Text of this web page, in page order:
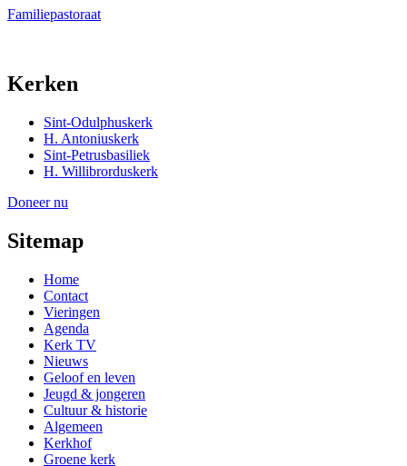
Familiepastoraat
Kerken
Sint-Odulphuskerk
H. Antoniuskerk
Sint-Petrusbasiliek
H. Willibrorduskerk
Doneer nu
Sitemap
Home
Contact
Vieringen
Agenda
Kerk TV
Nieuws
Geloof en leven
Jeugd & jongeren
Cultuur & historie
Algemeen
Kerkhof
Groene kerk